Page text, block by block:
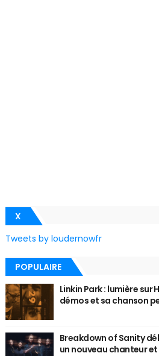
X
Tweets by loudernowfr
POPULAIRE
Linkin Park : lumière sur
démos et sa chanson
Breakdown of Sanity
un nouveau chanteur et